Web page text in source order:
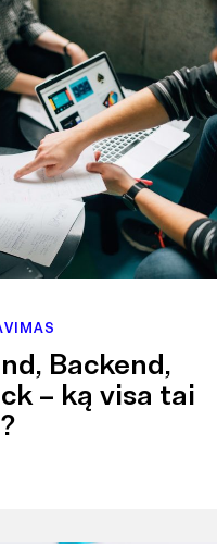
Backend,
– ką visa tai